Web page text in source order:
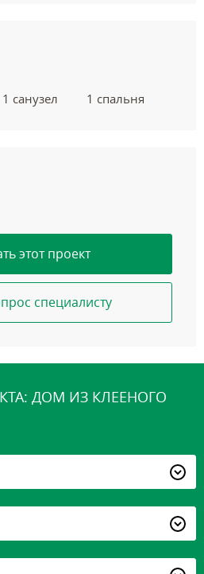
1 санузел 1 спальня
этот проект
специалисту
ДОМ ИЗ КЛЕЕНОГО